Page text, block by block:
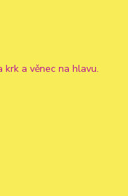
krk a věnec na hlavu.